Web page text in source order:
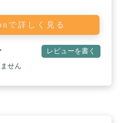
で詳しく見る
レビューを書く
せん